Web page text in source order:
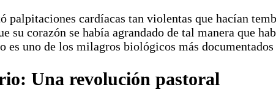
palpitaciones cardíacas tan violentas que hacían
su corazón se había agrandado de tal manera que
uno de los milagros biológicos más
Una revolución pastoral